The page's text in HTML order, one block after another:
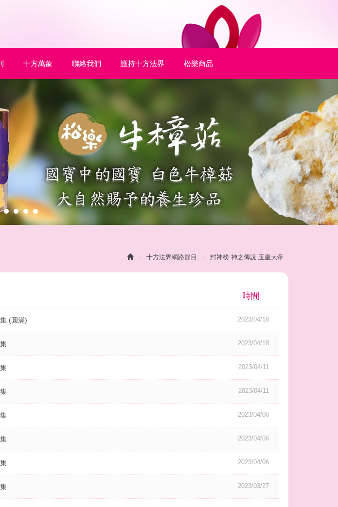
十方萬象 聯絡我們 護持十方法界 松樂商品
十方法界網路節目 封神榜 神之傳說 玉皇大帝
時間
(圓滿) 2023/04/18
2023/04/18
2023/04/11
2023/04/11
2023/04/06
2023/04/06
2023/04/06
2023/03/27